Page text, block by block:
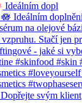
Ideálním dopl
Dopřejte svým klient